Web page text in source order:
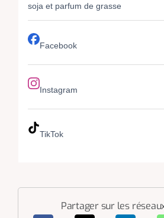
soja et parfum de grasse
Facebook
Instagram
TikTok
Partager sur les